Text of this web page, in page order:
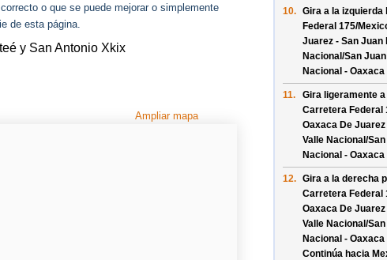
o que se puede mejorar o simplemente
de esta página.
y San Antonio Xkix
Ampliar mapa
10. Gira a la izquierda
Federal 175/
Juarez - San Juan
Nacional/San
Nacional -
11.
Gira ligeramente
Carretera Federal
Oaxaca De
Valle Nacional/
Nacional -
12. Gira a la derecha
Carretera Federal
Oaxaca De
Valle Nacional/
Nacional -
Continúa hacia